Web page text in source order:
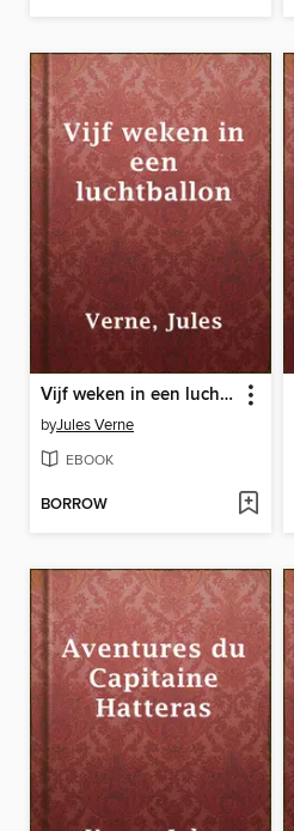
Vijf weken in een luchtballon
byJules Verne
EBOOK
BORROW